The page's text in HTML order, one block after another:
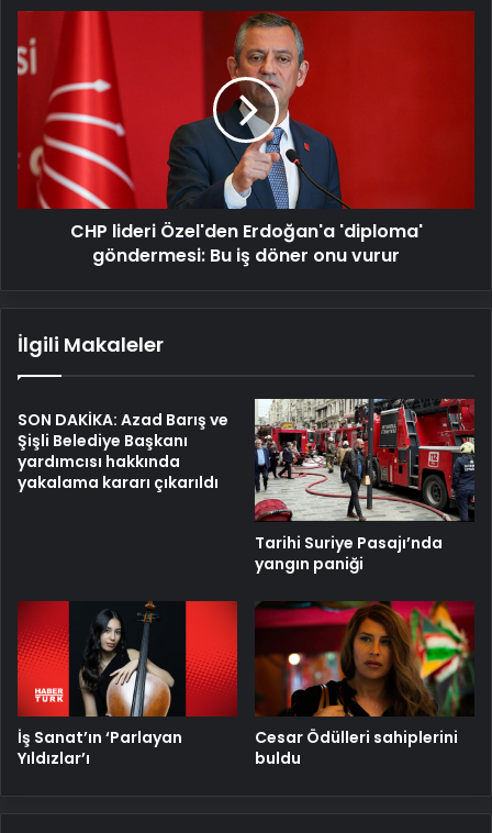
lideri
Özel'den
Erdoğan'a
'diploma'
göndermesi:
Bu
döner
CHP lideri Özel'den Erdoğan'a 'diploma'
göndermesi: Bu iş döner onu vurur
İlgili Makaleler
SON DAKİKA: Azad Barış ve
Şişli Belediye Başkanı
yardımcısı hakkında
yakalama kararı çıkarıldı
Tarihi Suriye Pasajı’nda
yangın paniği
İş Sanat’ın ‘Parlayan
Yıldızlar’ı
Cesar Ödülleri sahiplerini
buldu